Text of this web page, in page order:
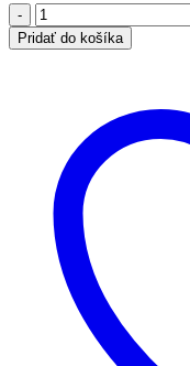
množstvo
Džersejové
šaty,
Pridať do košíka